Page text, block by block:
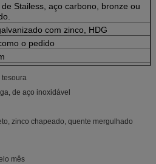
Stailess, aço carbono, bronze ou
com zinco, HDG
o pedido
tesoura
de aço inoxidável
zinco chapeado, quente mergulhado
mês